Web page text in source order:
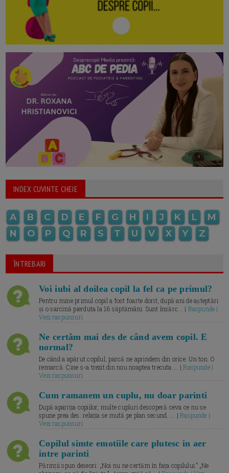
INDEX CUVINTE CHEIE
A B C D E F G H I J K L
M
N
O P Q R S T U V X Y Z
ÎNTREBARI
Voi iubi al doilea copil la fel ca pe primul?
Pentru mine primul copil a fost foarte dorit, după ani de așteptări
și o sarcină pierduta la 16 săptămâni. Sunt însărc... | Raspunde |
Vezi raspunsuri
Ne certăm mai des de când avem copil. E
normal?
De când a apărut copilul, parcă ne aprindem din orice. Un ton. O
remarcă. Cine s-a trezit din nou noaptea trecuta.... |Raspunde |
Vezi raspunsuri
Cum ramanem un cuplu, nu doar parinti
După apariția copiilor, multe cupluri descoperă ceva ce nu se
spune prea des: relația se mută pe plan secund. ... |Raspunde |
Vezi raspunsuri
Copilul simte emotiile care plutesc in aer
intre parinti
Părinții spun deseori: „Noi nu ne certăm în fața copilului.” „Ne